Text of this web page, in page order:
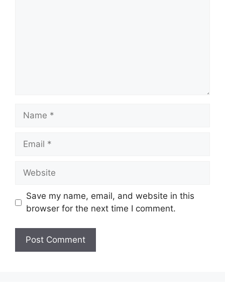
Name
Email
Website
Save my name, email, and website in this
browser for the next time I comment.